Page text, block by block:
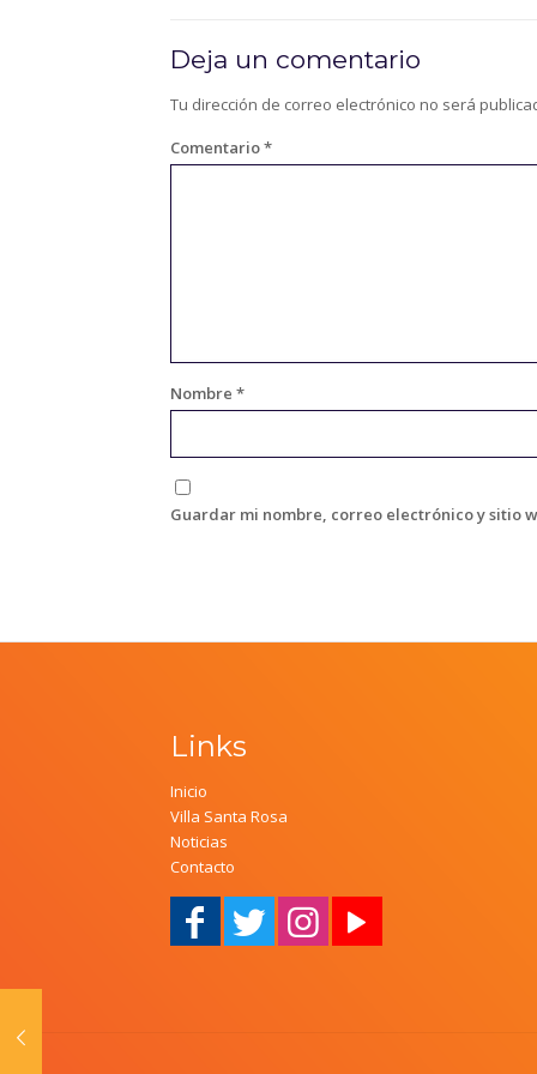
Deja un comentario
Tu dirección de correo electrónico no será
Comentario*
Nombre *
Guardar mi nombre, correo electrónico y sitio
Links
Inicio
Villa Santa Rosa
Noticias
Contacto